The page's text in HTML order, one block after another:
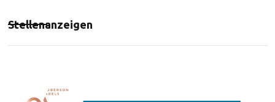
Stellenanzeigen